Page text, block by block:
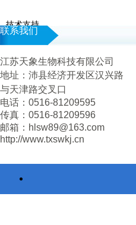
联系我们
江苏天象生物科技有限公司
地址： 沛县经济开发区汉兴路
与天津路交叉口
电话：0516-81209595
传真：0516-81209596
邮箱：hlsw89@163.com
http://www.txswkj.cn
技术支持